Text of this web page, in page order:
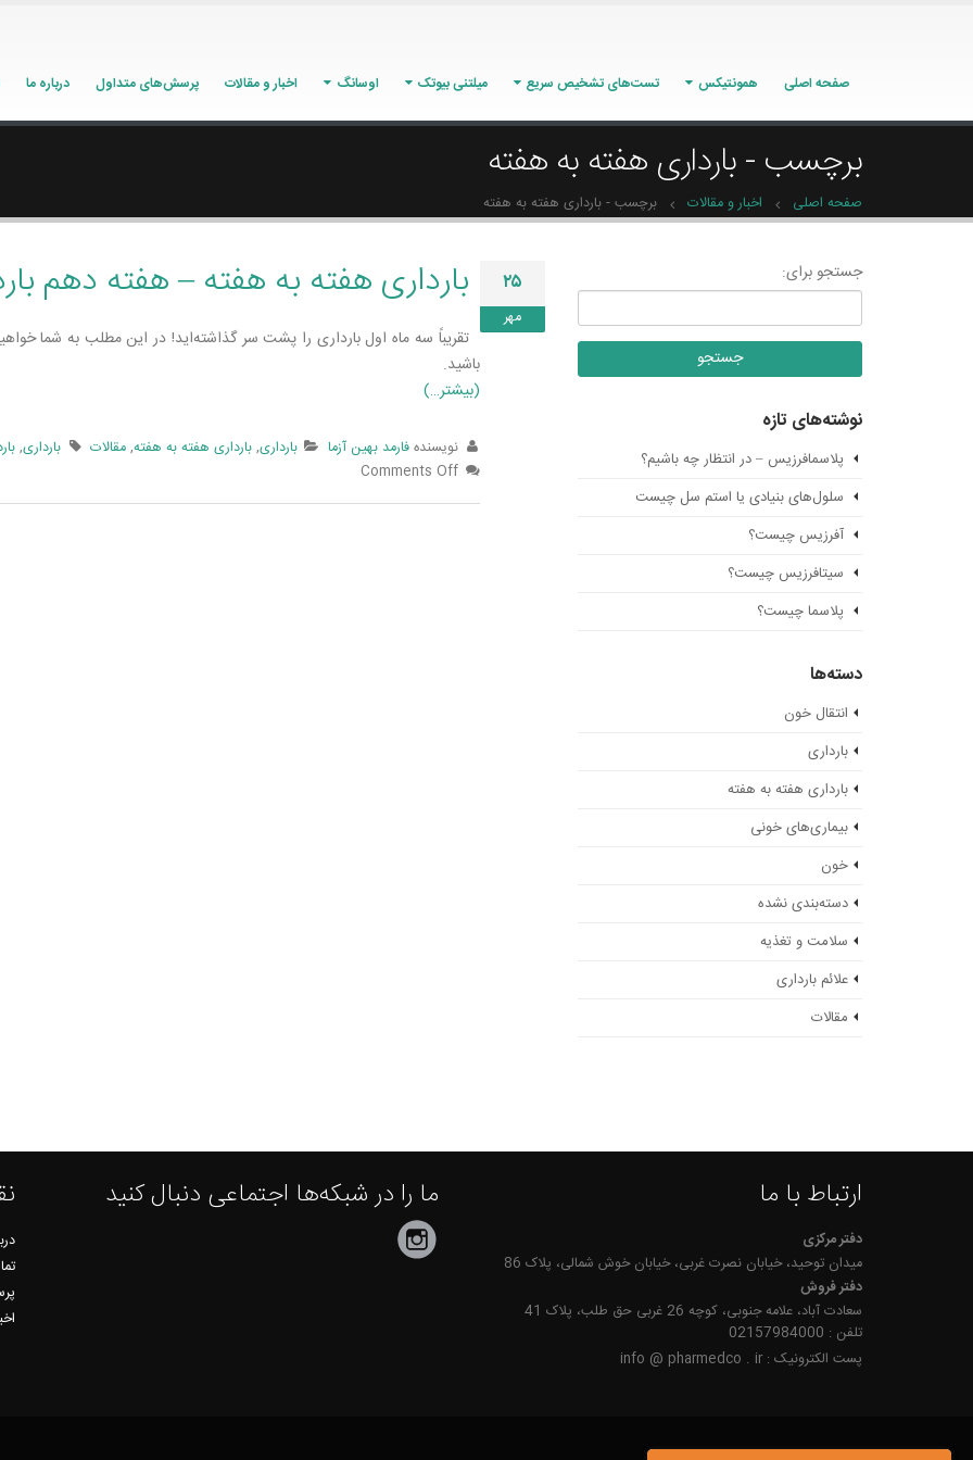
صفحه اصلی همونتیکس تست‌های تشخیص سریع میلتنی بیوتک اوسانگ اخبار و مقالات پرسش‌های متداول درباره ما
برچسب - بارداری هفته به هفته
صفحه اصلی اخبار و مقالات برچسب -بارداری هفته به هفته
۲۵
مهر
بارداری هفته به هفته – هفته دهم
تقریباً سه ماه اول بارداری را پشت سر گذاشته‌­اید! در این مطلب به شما
باشید.
(بیشتر…)
نویسندهفارمد بهین آزما بارداری,بارداری هفته به هفته,مقالات بارداری,
Comments Off
جستجو برای:
نوشته‌های تازه
پلاسمافرزیس – در انتظار چه باشیم؟
سلول‌های بنیادی یا استم سل چیست
آفرزیس چیست؟
سیتافرزیس چیست؟
پلاسما چیست؟
دسته‌ها
انتقال خون
بارداری
بارداری هفته به هفته
بیماری‌های خونی
خون
دسته‌بندی نشده
سلامت و تغذیه
علائم بارداری
مقالات
ارتباط با ما
دفتر مرکزی
میدان توحید، خیابان نصرت غربی، خیابان خوش شمالی، پلاک 86
دفتر فروش
سعادت آباد، علامه جنوبی، کوچه 26 غربی حق طلب، پلاک 41
تلفن : 02157984000
پست الکترونیک : info @ pharmedco . ir
ما را در شبکه‌ها اجتماعی دنبال کنید